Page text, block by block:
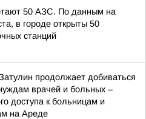
50 АЗС. По данным на
в городе открыты 50
станций
продолжает добиваться
врачей и больных –
доступа к больницам и
на Ареде